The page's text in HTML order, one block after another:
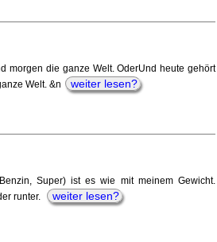
morgen die ganze Welt. OderUnd heute gehört
Welt. &n
weiter lesen?
Super) ist es wie mit meinem Gewicht.
runter.
weiter lesen?